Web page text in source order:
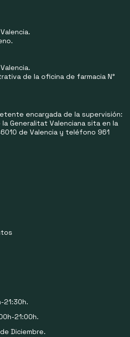
de la oficina de farmacia N°
encargada de la supervisión:
Generalitat Valenciana sita en la
de Valencia y teléfono 961
21:30h.
21:00h.
Diciembre.